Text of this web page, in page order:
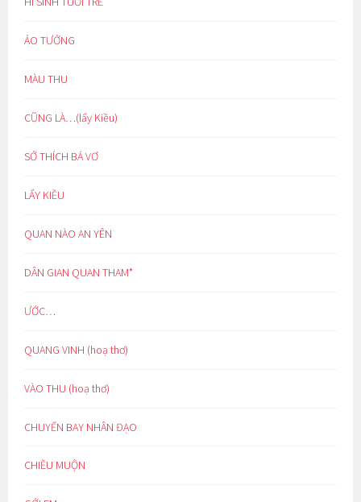
ẢO TƯỞNG
MÀU THU
CŨNG LÀ…(lẩy Kiều)
SỞ THÍCH BÁ VƠ
LẨY KIỀU
QUAN NÀO AN YÊN
DÂN GIAN QUAN THAM*
ƯỚC…
QUANG VINH (hoạ thơ)
VÀO THU (hoạ thơ)
CHUYẾN BAY NHÂN ĐẠO
CHIỀU MUỘN